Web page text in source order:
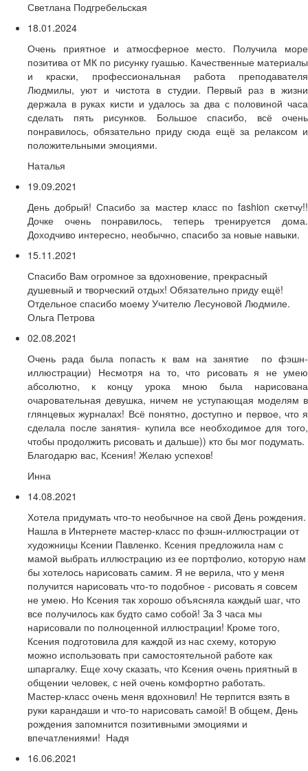
Светлана Подгребельская
18.01.2024
Очень приятное и атмосферное место. Получила море
позитива от МК по рисунку гуашью. Качественные материалы
и краски, профессиональная работа преподавателя
Людмилы, уют и чистота в студии. Первый раз в жизни
держала в руках кисти и удалось за два с половиной часа
сделать пять рисунков. Большое спасибо, всё очень
понравилось, обязательно приду сюда ещё за релаксом и
положительными эмоциями.
Наталья
19.09.2021
День добрый! Спасибо за мастер класс по fashion скетчу!!
Дочке очень понравилось, теперь тренируется дома.
Доходчиво интересно, необычно, спасибо за новые навыки.
15.11.2021
Спасибо Вам огромное за вдохновение, прекрасный
душевный и творческий отдых! Обязательно приду ещё!
Отдельное спасибо моему Учителю Лесуновой Людмиле.
Ольга Петрова
02.08.2021
Очень рада была попасть к вам на занятие по фэшн-
иллюстрации) Несмотря на то, что рисовать я не умею
абсолютно, к концу урока мною была нарисована
очаровательная девушка, ничем не уступающая моделям в
глянцевых журналах! Всё понятно, доступно и первое, что я
сделала после занятия- купила все необходимое для того,
чтобы продолжить рисовать и дальше)) кто бы мог подумать.
Благодарю вас, Ксения! Желаю успехов!
Инна
14.08.2021
Хотела придумать что-то необычное на свой День рождения.
Нашла в Интернете мастер-класс по фэшн-иллюстрации от
художницы Ксении Павленко. Ксения предложила нам с
мамой выбрать иллюстрацию из ее портфолио, которую нам
бы хотелось нарисовать самим. Я не верила, что у меня
получится нарисовать что-то подобное - рисовать я совсем
не умею. Но Ксения так хорошо объясняла каждый шаг, что
все получилось как будто само собой! За 3 часа мы
нарисовали по полноценной иллюстрации! Кроме того,
Ксения подготовила для каждой из нас схему, которую
можно использовать при самостоятельной работе как
шпаргалку. Еще хочу сказать, что Ксения очень приятный в
общении человек, с ней очень комфортно работать.
Мастер-класс очень меня вдохновил! Не терпится взять в
руки карандаши и что-то нарисовать самой! В общем, День
рождения запомнится позитивными эмоциями и
впечатлениями! Надя
16.06.2021